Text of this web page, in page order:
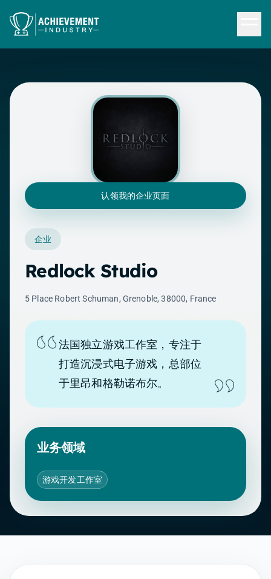
认领我的企业页面
企业
Redlock Studio
5 Place Robert Schuman, Grenoble, 38000, France
法国独立游戏工作室，专注于
打造沉浸式电子游戏，总部位
于里昂和格勒诺布尔。
业务领域
游戏开发工作室